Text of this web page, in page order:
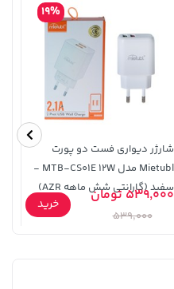
27,080,000 تومان
شارژر دیواری فست دو پورت
Mietubl مدل MTB-CS01E 12W -
سفید (گارانتی شش ماهه AZR)
19%
539,000 تومان
539,000
خرید